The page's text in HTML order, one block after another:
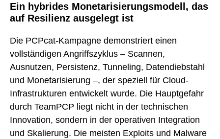
Ein hybrides Monetarisierungsmodell, das
auf Resilienz ausgelegt ist
Die PCPcat-Kampagne demonstriert einen
vollständigen Angriffszyklus – Scannen,
Ausnutzen, Persistenz, Tunneling, Datendiebstahl
und Monetarisierung –, der speziell für Cloud-
Infrastrukturen entwickelt wurde. Die Hauptgefahr
durch TeamPCP liegt nicht in der technischen
Innovation, sondern in der operativen Integration
und Skalierung. Die meisten Exploits und Malware